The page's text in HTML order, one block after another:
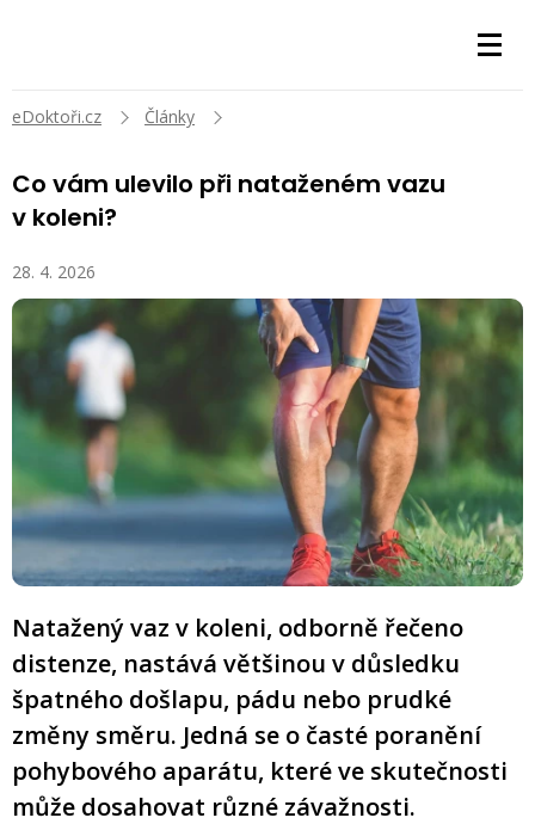
eDoktoři.cz Články
Co vám ulevilo při nataženém vazu
v koleni?
28. 4. 2026
Natažený vaz v koleni, odborně řečeno
distenze, nastává většinou v důsledku
špatného došlapu, pádu nebo prudké
změny směru. Jedná se o časté poranění
pohybového aparátu, které ve skutečnosti
může dosahovat různé závažnosti.